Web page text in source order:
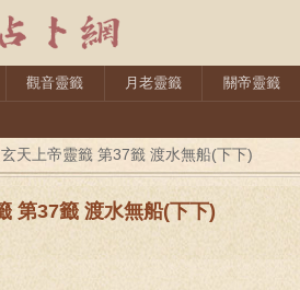
觀音靈籤 月老靈籤 關帝靈籤
玄天上帝靈籤 第37籤 渡水無船(下下)
第37籤 渡水無船(下下)